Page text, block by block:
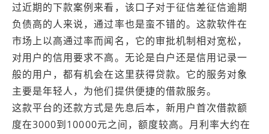
过近期的下款案例来看，该口子对于征信差征信逾期
负债高的人来说，通过率也是蛮不错的。这款软件在
市场上以高通过率而闻名，它的审批机制相对宽松，
对用户的信用要求不高。无论是白户还是信用记录一
般的用户，都有机会在这里获得贷款。它的服务对象
主要是年轻人，为他们提供便捷的借款服务。
这款平台的还款方式是先息后本，新用户首次借款额
度在3000到10000元之间，额度较高。月利率大约在